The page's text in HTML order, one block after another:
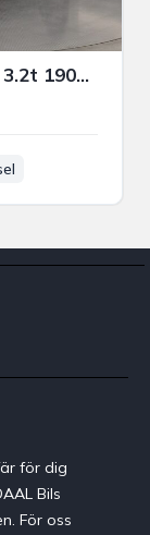
Mercedes-Benz V 250d 4MATIC 3.2t 190HK 7-SITS AVANTGARDE DRAG 360-KAM
för dig
Bils
För oss